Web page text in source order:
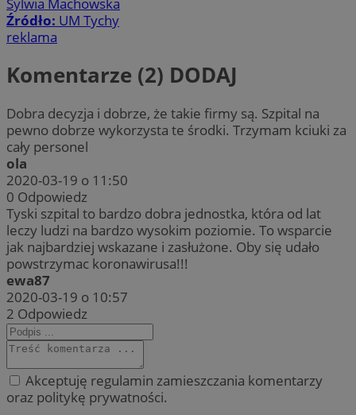
Sylwia Machowska
Źródło: UM Tychy
reklama
Komentarze (2) DODAJ
Dobra decyzja i dobrze, że takie firmy są. Szpital na
pewno dobrze wykorzysta te środki. Trzymam kciuki za
cały personel
ola
2020-03-19 o 11:50
0 Odpowiedz
Tyski szpital to bardzo dobra jednostka, która od lat
leczy ludzi na bardzo wysokim poziomie. To wsparcie
jak najbardziej wskazane i zasłużone. Oby się udało
powstrzymac koronawirusa!!!
ewa87
2020-03-19 o 10:57
2 Odpowiedz
Akceptuję regulamin zamieszczania komentarzy
oraz politykę prywatności.